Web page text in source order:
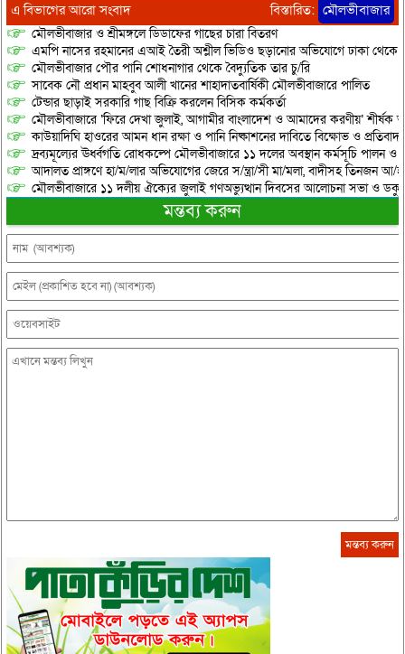
এ বিভাগের আরো সংবাদ বিস্তারিত: মৌলভীবাজার
মৌলভীবাজার ও শ্রীমঙ্গলে ডিডাফের গাছের চারা বিতরণ
এমপি নাসের রহমানের এআই তৈরী অশ্লীল ভিডিও ছড়ানোর অভিযোগে ঢাকা থেকে
মৌলভীবাজার পৌর পানি শোধনাগার থেকে বৈদ্যুতিক তার চু/রি
সাবেক নৌ প্রধান মাহবুব আলী খানের শাহাদাতবার্ষিকী মৌলভীবাজারে পালিত
টেন্ডার ছাড়াই সরকারি গাছ বিক্রি করলেন বিসিক কর্মকর্তা
মৌলভীবাজারে ‘ফিরে দেখা জুলাই, আগামীর বাংলাদেশ ও আমাদের করণীয়’ শীর্ষক
কাউয়াদিঘি হাওরের আমন ধান রক্ষা ও পানি নিষ্কাশনের দাবিতে বিক্ষোভ ও
দ্রব্যমূল্যের ঊর্ধ্বগতি রোধকল্পে মৌলভীবাজারে ১১ দলের অবস্থান কর্মসূচি পালন ও
আদালত প্রাঙ্গণে হা/ম/লার অভিযোগের জেরে স/ন্ত্রা/সী মা/মলা, বাদীসহ তিনজন আ/
মৌলভীবাজারে ১১ দলীয় ঐক্যের জুলাই গণঅভ্যুত্থান দিবসের আলোচনা সভা ও
মন্তব্য করুন